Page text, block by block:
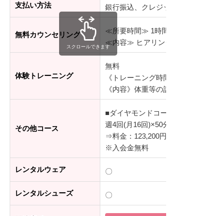
支払い方法 銀行振込、クレジットカード（
無料カウンセリング
≪所要時間≫ 1時間～1時間半程度
≪内容≫ ヒアリング、身体状態の
体験トレーニング
無料
《トレーニング時間》30分
《内容》体重等の計測、ダンベ
その他コース
■ダイヤモンドコース
週4回(月16回)×50分/レッスン
⇒料金：123,200円(税込)
※入会金無料
レンタルウェア 〇
レンタルシューズ 〇
スクロールできます